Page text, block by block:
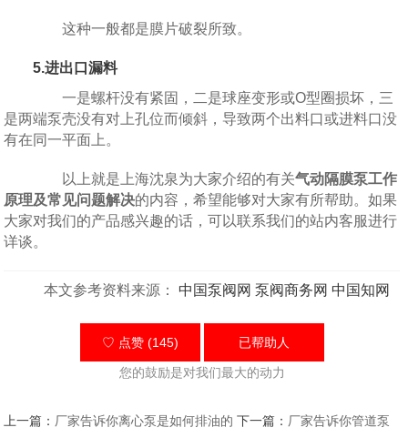
这种一般都是膜片破裂所致。
5.进出口漏料
一是螺杆没有紧固，二是球座变形或O型圈损坏，三
是两端泵壳没有对上孔位而倾斜，导致两个出料口或进料口没
有在同一平面上。
以上就是上海沈泉为大家介绍的有关气动隔膜泵工作
原理及常见问题解决的内容，希望能够对大家有所帮助。如果
大家对我们的产品感兴趣的话，可以联系我们的站内客服进行
详谈。
本文参考资料来源： 中国泵阀网 泵阀商务网 中国知网
♡ 点赞 (145) 已帮助 人
您的鼓励是对我们最大的动力
上一篇： 厂家告诉你离心泵是如何排油的 下一篇： 厂家告诉你管道泵